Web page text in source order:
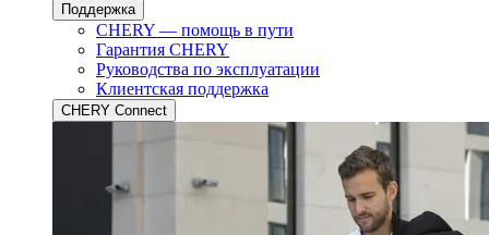
Поддержка
CHERY — помощь в пути
Гарантия CHERY
Руководства по эксплуатации
Клиентская поддержка
CHERY Connect